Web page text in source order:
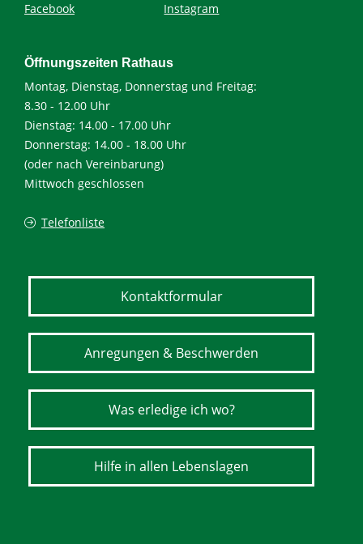
Facebook
Instagram
Öffnungszeiten Rathaus
Montag, Dienstag, Donnerstag und Freitag:
8.30 - 12.00 Uhr
Dienstag: 14.00 - 17.00 Uhr
Donnerstag: 14.00 - 18.00 Uhr
(oder nach Vereinbarung)
Mittwoch geschlossen
Telefonliste
Kontaktformular
Anregungen & Beschwerden
Was erledige ich wo?
Hilfe in allen Lebenslagen